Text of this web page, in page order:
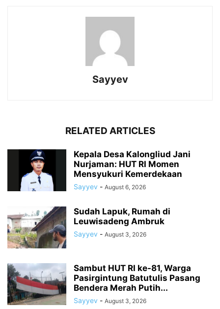
Sayyev
RELATED ARTICLES
Kepala Desa Kalongliud Jani
Nurjaman: HUT RI Momen
Mensyukuri Kemerdekaan
Sayyev - August 6, 2026
Sudah Lapuk, Rumah di
Leuwisadeng Ambruk
Sayyev - August 3, 2026
Sambut HUT RI ke-81, Warga
Pasirgintung Batutulis Pasang
Bendera Merah Putih...
Sayyev - August 3, 2026